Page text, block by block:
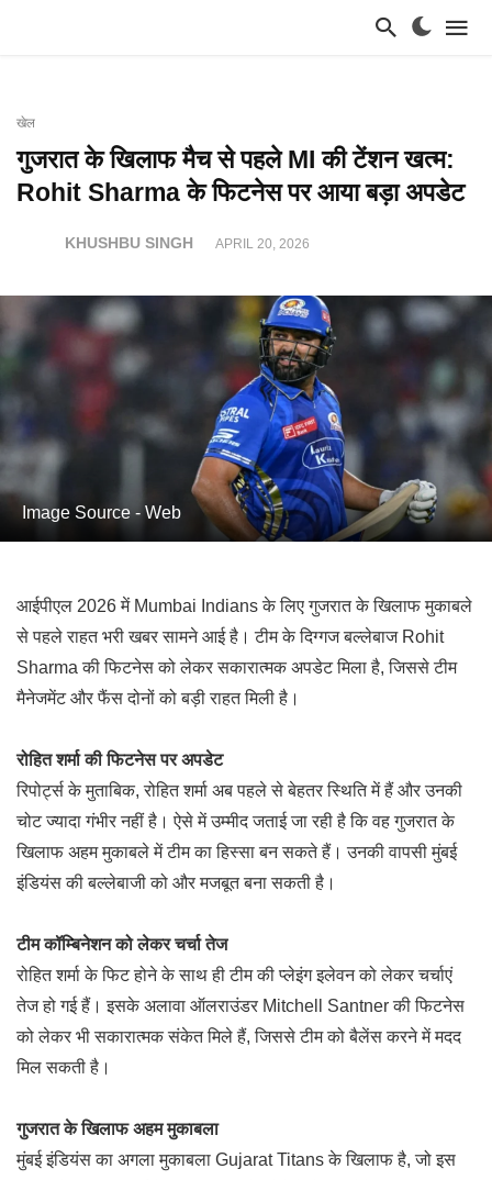
खेल
गुजरात के खिलाफ मैच से पहले MI की टेंशन खत्म:
Rohit Sharma के फिटनेस पर आया बड़ा अपडेट
KHUSHBU SINGH APRIL 20, 2026
Image Source - Web
आईपीएल 2026 में Mumbai Indiansके लिए गुजरात के खिलाफ मुकाबले
से पहले राहत भरी खबर सामने आई है। टीम के दिग्गज बल्लेबाज Rohit
Sharma की फिटनेस को लेकर सकारात्मक अपडेट मिला है, जिससे टीम
मैनेजमेंट और फैंस दोनों को बड़ी राहत मिली है।
रोहित शर्मा की फिटनेस पर अपडेट
रिपोर्ट्स के मुताबिक, रोहित शर्मा अब पहले से बेहतर स्थिति में हैं और उनकी
चोट ज्यादा गंभीर नहीं है। ऐसे में उम्मीद जताई जा रही है कि वह गुजरात के
खिलाफ अहम मुकाबले में टीम का हिस्सा बन सकते हैं। उनकी वापसी मुंबई
इंडियंस की बल्लेबाजी को और मजबूत बना सकती है।
टीम कॉम्बिनेशन को लेकर चर्चा तेज
रोहित शर्मा के फिट होने के साथ ही टीम की प्लेइंग इलेवन को लेकर चर्चाएं
तेज हो गई हैं। इसके अलावा ऑलराउंडर Mitchell Santnerकी फिटनेस
को लेकर भी सकारात्मक संकेत मिले हैं, जिससे टीम को बैलेंस करने में मदद
मिल सकती है।
गुजरात के खिलाफ अहम मुकाबला
मुंबई इंडियंस का अगला मुकाबला Gujarat Titansके खिलाफ है, जो इस